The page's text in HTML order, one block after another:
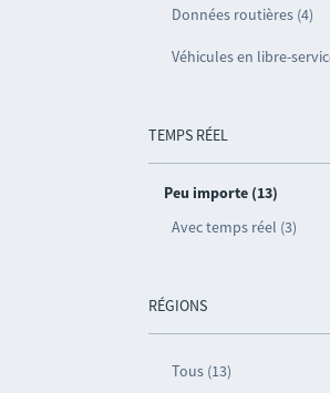
Données routières (4)
Véhicules en libre-
TEMPS RÉEL
Peu importe (13)
Avec temps réel (3)
RÉGIONS
Tous (13)